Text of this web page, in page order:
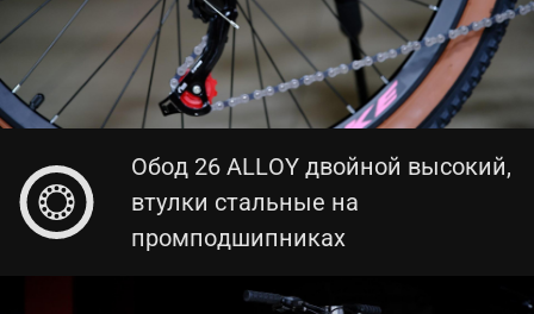
Обод 26 ALLOY двойной высокий,
втулки стальные на
промподшипниках